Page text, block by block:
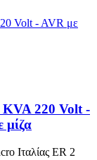
220 Volt -
μίζα
Ιταλίας ER 2